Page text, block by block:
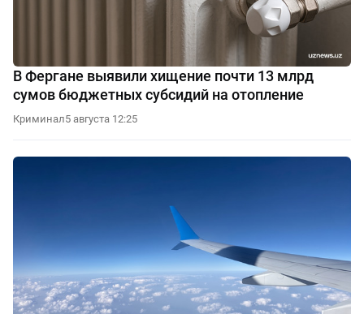
В Фергане выявили хищение почти 13 млрд
сумов бюджетных субсидий на отопление
Криминал5 августа 12:25